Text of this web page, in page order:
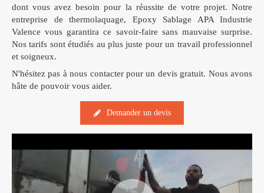
dont vous avez besoin pour la réussite de votre projet. Notre
entreprise de thermolaquage, Epoxy Sablage APA Industrie
Valence vous garantira ce savoir-faire sans mauvaise surprise.
Nos tarifs sont étudiés au plus juste pour un travail professionnel
et soigneux.
N'hésitez pas à nous contacter pour un devis gratuit. Nous avons
hâte de pouvoir vous aider.
Demander un devis